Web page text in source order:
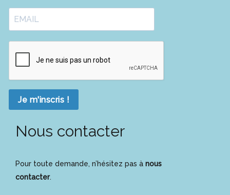
Je m'inscris !
Nous contacter
Pour toute demande, n’hésitez pas à nous
contacter.